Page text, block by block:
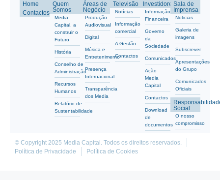
Home
Contactos
Quem
Somos
Media
Capital, a
construir o
Futuro
História
Conselho de
Administração
Recursos
Humanos
Relatório de
Sustentabilidade
Áreas de
Negócio
Produção
Audiovisual
Digital
Música e
Entretenimento
Presença
Internacional
Transparência
dos Media
Televisão
Notícias
Informação
comercial
A Gestão
Contactos
Investidores
Informação
Financeira
Governo
da
Sociedade
Comunicados
Ação
Media
Capital
Contactos
Download
de
documentos
Sala de
Imprensa
Noticias
Galeria de
imagens
Subscrever
Apresentações
do Grupo
Comunicados
Oficiais
Social
O nosso
compromisso
© Copyright 2025 Media Capital. Todos os direitos reservados.
Política de Privacidade
Política de Cookies